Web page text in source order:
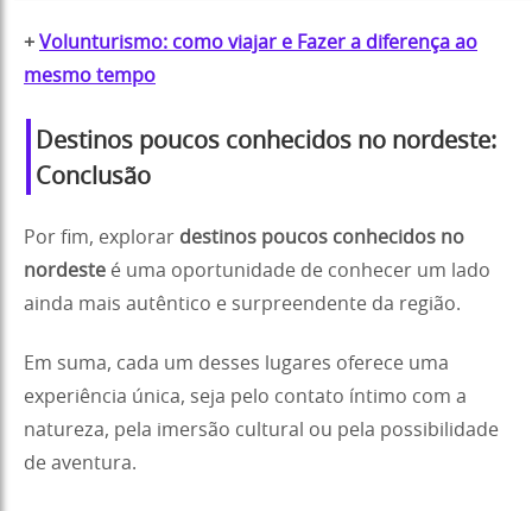
+ Volunturismo: como viajar e Fazer a diferença ao
mesmo tempo
Destinos poucos conhecidos no nordeste:
Conclusão
Por fim, explorar destinos poucos conhecidos no
nordeste é uma oportunidade de conhecer um lado
ainda mais autêntico e surpreendente da região.
Em suma, cada um desses lugares oferece uma
experiência única, seja pelo contato íntimo com a
natureza, pela imersão cultural ou pela possibilidade
de aventura.